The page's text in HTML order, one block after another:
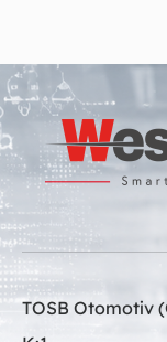
TOSB Otomotiv